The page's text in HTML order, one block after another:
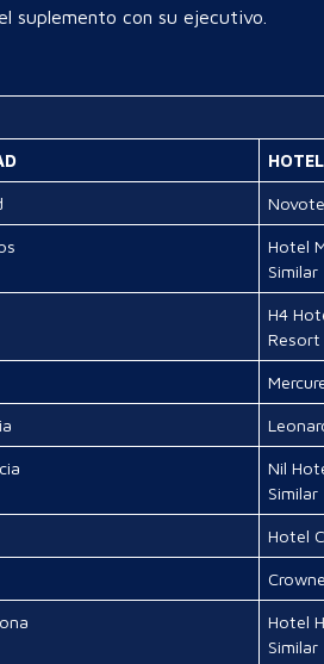
suplemento con su ejecutivo.
HOTEL
Hotel
Similar
H4
Resort
Nil
Similar
Hotel
Hotel
Similar